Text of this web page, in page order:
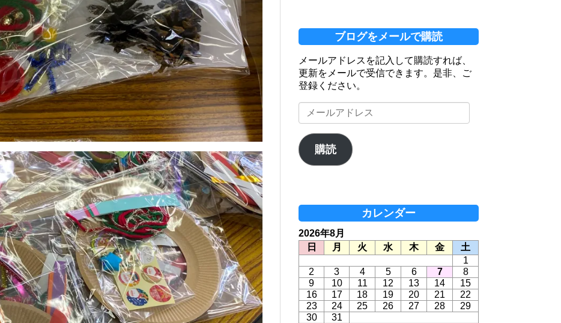
ブログをメールで購読
メールアドレスを記入して購読すれば、
更新をメールで受信できます。是非、ご
登録ください。
メ
ー
ア
ド
購読
カレンダー
2026年8月
日
月 火 水 木 金
土
1
2
3 4 5 6 7
8
9
10 11 12 13 14
15
16
17 18 19 20 21
22
23
24 25 26 27 28
29
30
31